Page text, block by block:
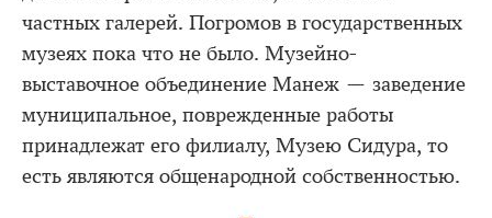
частных галерей. Погромов в государственных
музеях пока что не было. Музейно-
выставочное объединение Манеж — заведение
муниципальное, поврежденные работы
принадлежат его филиалу, Музею Сидура, то
есть являются общенародной собственностью.